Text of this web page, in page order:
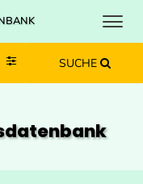
Inhalt springen
Navmenü springen
Suche springen
Footer springen
SUCHE